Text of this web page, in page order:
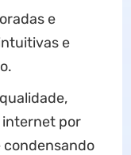
e
e
internet por